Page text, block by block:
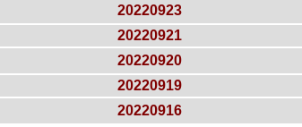
20220923
20220921
20220920
20220919
20220916